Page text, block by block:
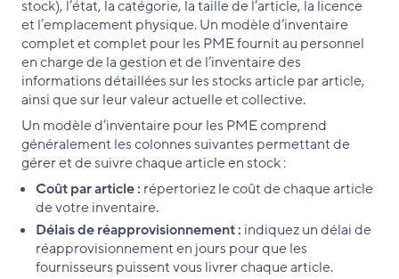
stock), l’état, la catégorie, la taille de l’article, la licence
et l’emplacement physique. Un modèle d’inventaire
complet et complet pour les PME fournit au personnel
en charge de la gestion et de l’inventaire des
informations détaillées sur les stocks article par article,
ainsi que sur leur valeur actuelle et collective.
Un modèle d’inventaire pour les PME comprend
généralement les colonnes suivantes permettant de
gérer et de suivre chaque article en stock :
Coût par article : répertoriez le coût de chaque article
de votre inventaire.
Délais de réapprovisionnement : indiquez un délai de
réapprovisionnement en jours pour que les
fournisseurs puissent vous livrer chaque article.